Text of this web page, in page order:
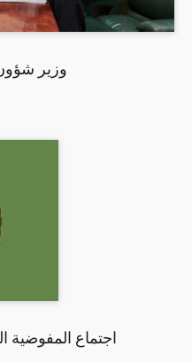
وزير
اجتماع المفوضية